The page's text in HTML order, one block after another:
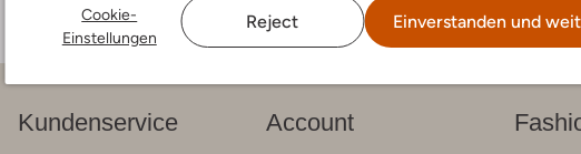
Cookie-
Einstellungen
Reject Einverstanden und
Kundenservice Account